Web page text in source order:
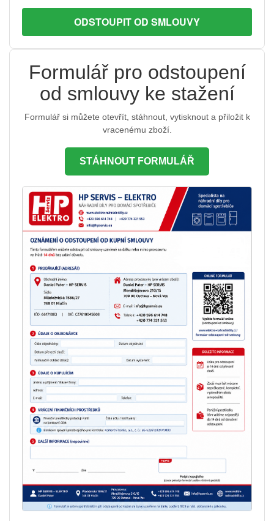
ODSTOUPIT OD SMLOUVY
Formulář pro odstoupení
od smlouvy ke stažení
Formulář si můžete otevřít, stáhnout, vytisknout a přiložit k
vracenému zboží.
STÁHNOUT FORMULÁŘ